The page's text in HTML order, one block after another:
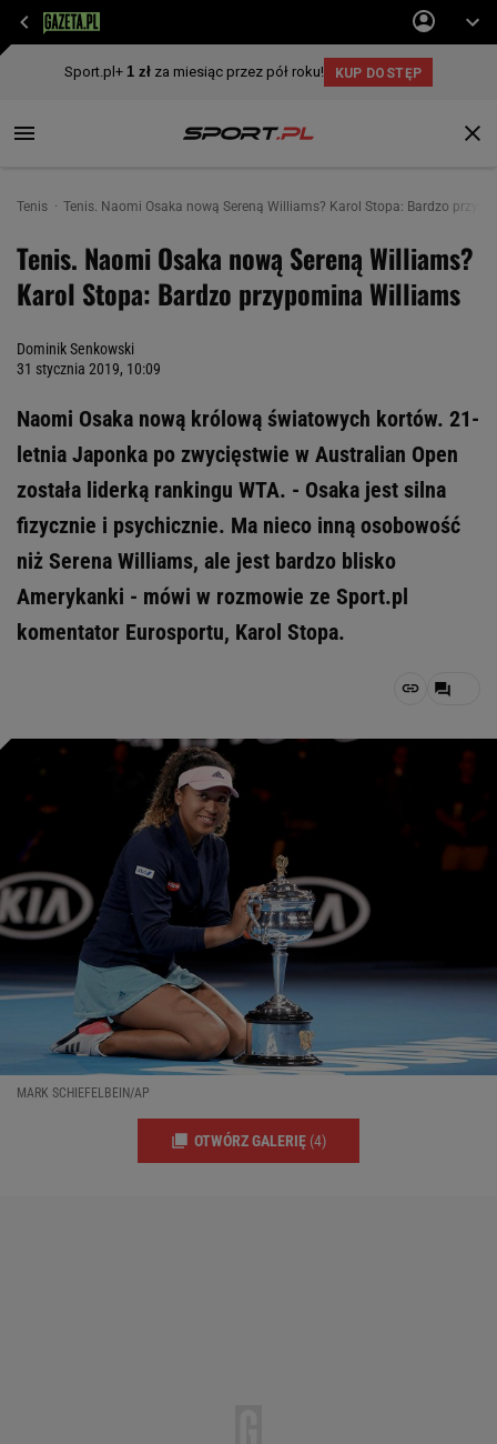
Tenis Tenis. Naomi Osaka nową Sereną Williams? Karol Stopa: Bardzo
Tenis. Naomi Osaka nową Sereną Williams?
Karol Stopa: Bardzo przypomina Williams
Dominik Senkowski
31 stycznia 2019, 10:09
Naomi Osaka nową królową światowych kortów. 21-
letnia Japonka po zwycięstwie w Australian Open
została liderką rankingu WTA. - Osaka jest silna
fizycznie i psychicznie. Ma nieco inną osobowość
niż Serena Williams, ale jest bardzo blisko
Amerykanki - mówi w rozmowie ze Sport.pl
komentator Eurosportu, Karol Stopa.
MARK SCHIEFELBEIN/AP
OTWÓRZ GALERIĘ (4)